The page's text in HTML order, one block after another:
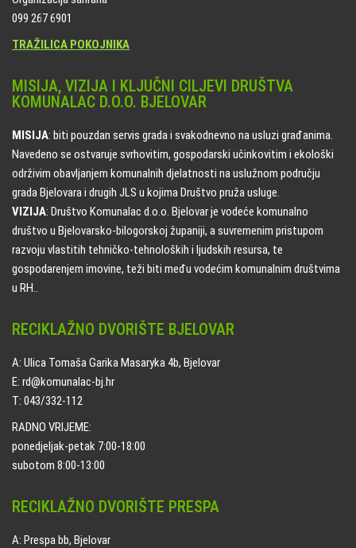
099 267 6901
TRAŽILICA POKOJNIKA
MISIJA, VIZIJA I KLJUČNI CILJEVI DRUŠTVA
KOMUNALAC D.O.O. BJELOVAR
MISIJA: biti pouzdan servis grada i svakodnevno na usluzi građanima.
Navedeno se ostvaruje svrhovitim, gospodarski učinkovitim i ekološki
održivim obavljanjem komunalnih djelatnosti na uslužnom području
grada Bjelovara i drugih JLS u kojima Društvo pruža usluge.
VIZIJA: Društvo Komunalac d.o.o. Bjelovar je vodeće komunalno
društvo u Bjelovarsko-bilogorskoj županiji, a suvremenim pristupom
razvoju vlastitih tehničko-tehnoloških i ljudskih resursa, te
gospodarenjem imovine, teži biti među vodećim komunalnim društvima
u RH..
RECIKLAŽNO DVORIŠTE BJELOVAR
A: Ulica Tomaša Garika Masaryka 4b, Bjelovar
E: rd@komunalac-bj.hr
T: 043/332-112
RADNO VRIJEME:
ponedjeljak-petak 7:00-18:00
subotom 8:00-13:00
RECIKLAŽNO DVORIŠTE PRESPA
A: Prespa bb, Bjelovar